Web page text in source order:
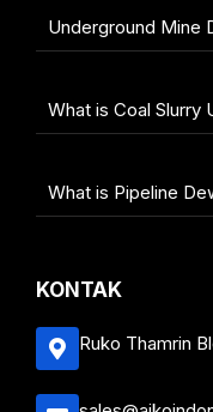
Underground Mine
What is Coal Slurry
What is Pipeline
KONTAK
Ruko Thamrin